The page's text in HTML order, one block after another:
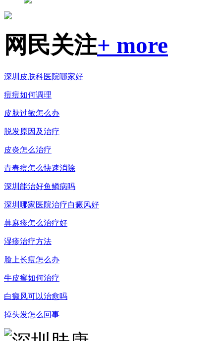
网民关注+ more
深圳皮肤科医院哪家好
痘痘如何调理
皮肤过敏怎么办
脱发原因及治疗
皮炎怎么治疗
青春痘怎么快速消除
深圳能治好鱼鳞病吗
深圳哪家医院治疗白癜风好
荨麻疹怎么治疗好
湿疹治疗方法
脸上长痘怎么办
牛皮癣如何治疗
白癜风可以治愈吗
掉头发怎么回事